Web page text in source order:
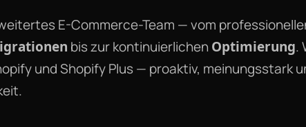
E-Commerce-Team — vom
bis zur kontinuierlichenOptimierung.
und Shopify Plus — proaktiv, meinungsstark